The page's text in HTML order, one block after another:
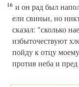
16 и он рад был
ели свиньи, но
сказал: "сколько
избыточествуют
пойду к отцу
против неба и